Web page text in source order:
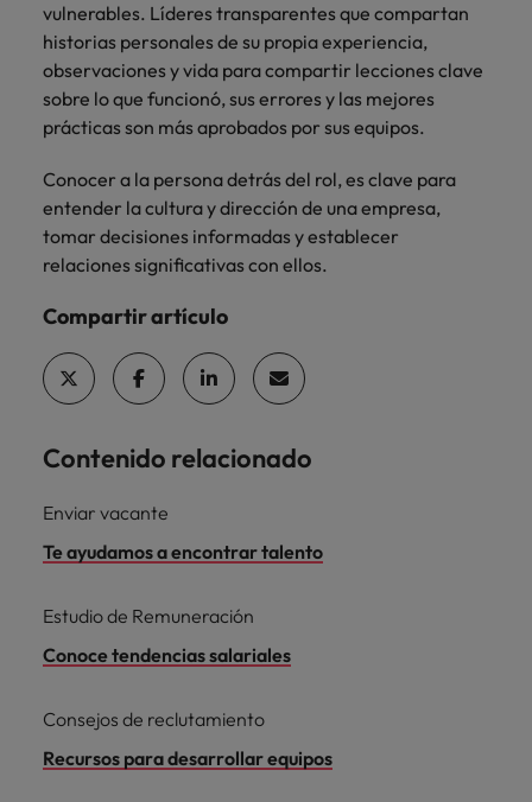
vulnerables. Líderes transparentes que compartan
historias personales de su propia experiencia,
observaciones y vida para compartir lecciones clave
sobre lo que funcionó, sus errores y las mejores
prácticas son más aprobados por sus equipos.
Conocer a la persona detrás del rol, es clave para
entender la cultura y dirección de una empresa,
tomar decisiones informadas y establecer
relaciones significativas con ellos.
Compartir artículo
Contenido relacionado
Enviar vacante
Te ayudamos a encontrar talento
Estudio de Remuneración
Conoce tendencias salariales
Consejos de reclutamiento
Recursos para desarrollar equipos